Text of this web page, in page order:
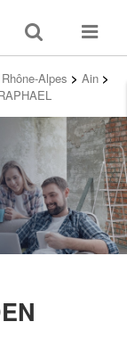
Toggle
search
Toggle
Rhône-Alpes > Ain >